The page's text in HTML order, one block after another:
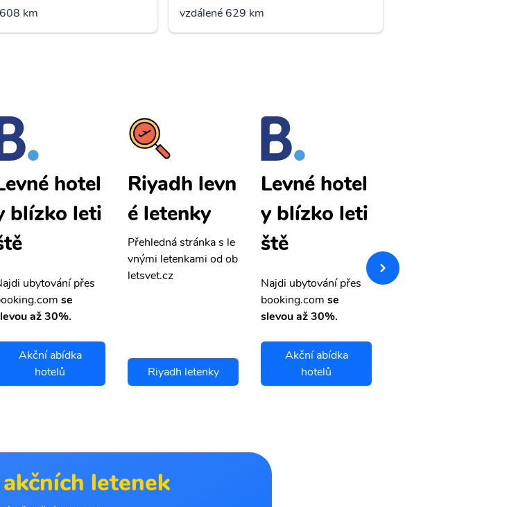
km
vzdálené 629 km
hotel
blízko leti
ubytování přes
se
až 30%.
Akční abídka
hotelů
Riyadh levn
é letenky
Přehledná stránka s le
vnými letenkami od ob
letsvet.cz
Riyadh letenky
Levné hotel
y blízko leti
ště
Najdi ubytování přes
booking.com se
slevou až 30%.
Akční abídka
hotelů
vnými letenkami od ob
letsvet.cz
letenek